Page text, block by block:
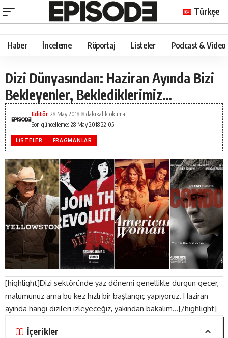
Türkçe
Haber İnceleme Röportaj Listeler Podcast & Video
Dizi Dünyasından: Haziran Ayında Bizi
Bekleyenler, Beklediklerimiz…
Son güncelleme: 28 May 2018 22:05
Editör 28 May 2018 8 dakikalık okuma
LISTELER FRAGMANLAR
[highlight]Dizi sektöründe yaz dönemi genellikle durgun geçer,
malumunuz ama bu kez hızlı bir başlangıç yapıyoruz. Haziran
ayında hangi dizileri izleyeceğiz, yakından bakalım…[/highlight]
İçerikler